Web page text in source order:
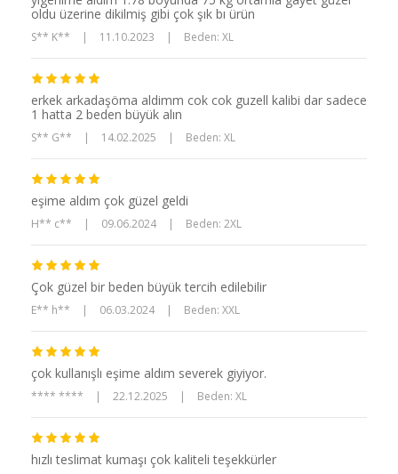
oldu üzerine dikilmiş gibi çok şık bı ürün
S** K** | 11.10.2023 | Beden: XL
erkek arkadaşöma aldimm cok cok guzell kalibi dar sadece
1 hatta 2 beden büyük alın
S** G** | 14.02.2025 | Beden: XL
eşime aldım çok güzel geldi
H** c** | 09.06.2024 | Beden: 2XL
Çok güzel bir beden büyük tercih edilebilir
E** h** | 06.03.2024 | Beden: XXL
çok kullanışlı eşime aldım severek giyiyor.
**** **** | 22.12.2025 | Beden: XL
hızlı teslimat kumaşı çok kaliteli teşekkürler